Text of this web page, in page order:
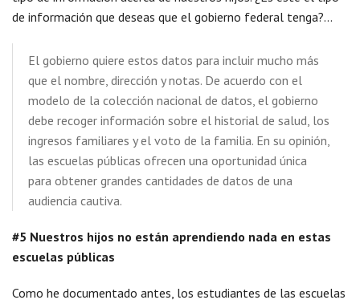
de información que deseas que el gobierno federal tenga?…
El gobierno quiere estos datos para incluir mucho más
que el nombre, dirección y notas. De acuerdo con el
modelo de la colección nacional de datos, el gobierno
debe recoger información sobre el historial de salud, los
ingresos familiares y el voto de la familia. En su opinión,
las escuelas públicas ofrecen una oportunidad única
para obtener grandes cantidades de datos de una
audiencia cautiva.
#5 Nuestros hijos no están aprendiendo nada en estas
escuelas públicas
Como he documentado antes, los estudiantes de las escuelas